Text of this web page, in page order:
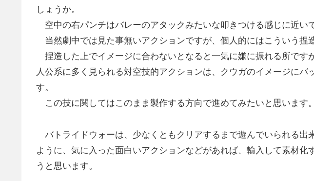
しょうか。
空中の右パンチはバレーのアタックみたいな叩きつける感じに近い
当然劇中では見た事無いアクションですが、個人的にはこういう捏
捏造した上でイメージに合わないとなると一気に嫌に振れる所です
人公系に多く見られる対空技的アクションは、クウガのイメージにバ
す。
この技に関してはこのまま製作する方向で進めてみたいと思います。
バトライドウォーは、少なくともクリアするまで遊んでいられる出
ように、気に入った面白いアクションなどがあれば、輸入して素材化
うと思います。